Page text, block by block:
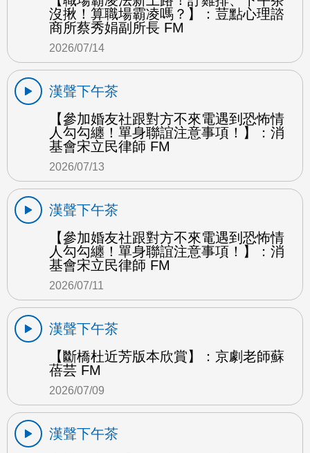
沒揪！算職場霸凌嗎？】：荳點心理諮
商所蔡秀娟副所長 FM
2026/07/14
漢聲下午茶
【參加婚友社跟對方不來電遇到恐怖情
人勾勾纏！單身聯誼注意事項！】：消
基會宋立民律師 FM
2026/07/13
漢聲下午茶
【參加婚友社跟對方不來電遇到恐怖情
人勾勾纏！單身聯誼注意事項！】：消
基會宋立民律師 FM
2026/07/11
漢聲下午茶
【斷橋杜近芳版本欣賞】：京劇老師蘇
蓓芸 FM
2026/07/09
漢聲下午茶